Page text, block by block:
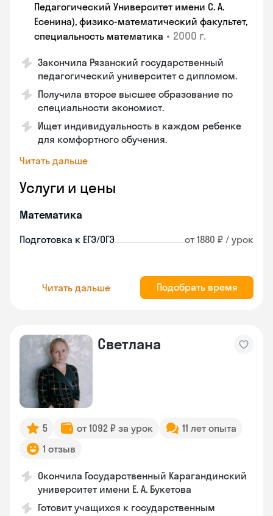
Педагогический Университет имени С. А.
Есенина), физико-математический факультет,
специальность математика • 2000 г.
Закончилa Рязанский государственный
педагогический университет с дипломом.
Получила второе высшее образование по
специальности экономист.
Ищет индивидуальность в каждом ребенке
для комфортного обучения.
Читать дальше
Услуги и цены
Математика
Подготовка к ЕГЭ/ОГЭ от 1880 ₽ / урок
Читать дальше Подобрать время
Светлана
5 от 1092 ₽ за урок
11 лет опыта
1 отзыв
Окончила Государственный Карагандинский
университет имени Е. А. Букетова
Готовит учащихся к государственным